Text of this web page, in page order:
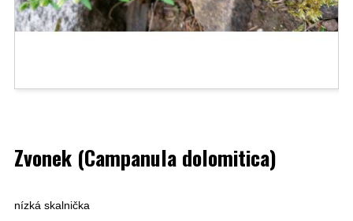
Zvonek (Campanula dolomitica)
nízká skalnička